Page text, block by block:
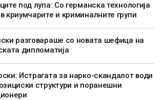
под лупа: Со германска технологија
криумчарите и криминалните групи
разговараше со новата шефица на
дипломатија
Истрагата за нарко-скандалот води
структури и поранешни